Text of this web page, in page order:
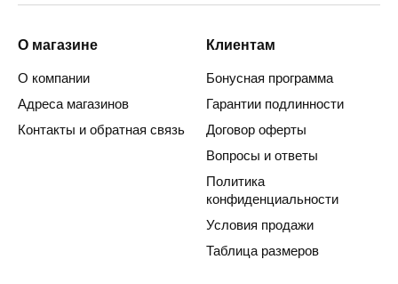
О магазине
О компании
Адреса магазинов
Контакты и обратная связь
Клиентам
Бонусная программа
Гарантии подлинности
Договор оферты
Вопросы и ответы
Политика
конфиденциальности
Условия продажи
Таблица размеров